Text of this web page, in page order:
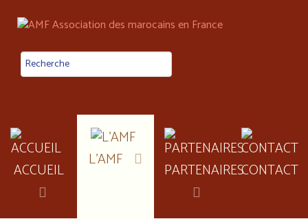
ACCUEIL L'AMF PARTENAIRESCONTACT